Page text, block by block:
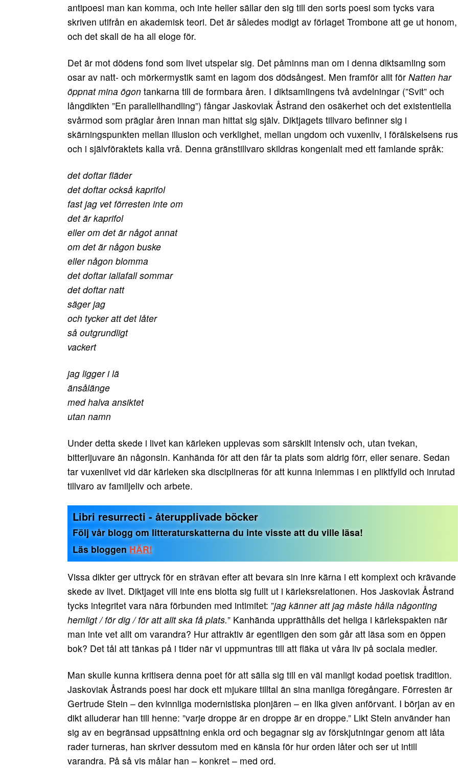
antipoesi man kan komma, och inte heller sällar den sig till den sorts poesi som tycks vara
skriven utifrån en akademisk teori. Det är således modigt av förlaget Trombone att ge ut honom,
och det skall de ha all eloge för.
Det är mot dödens fond som livet utspelar sig. Det påminns man om i denna diktsamling som
osar av natt- och mörkermystik samt en lagom dos dödsångest. Men framför allt för Natten har
öppnat mina ögon tankarna till de formbara åren. I diktsamlingens två avdelningar (”Svit” och
långdikten ”En parallellhandling”) fångar Jaskoviak Åstrand den osäkerhet och det existentiella
svårmod som präglar åren innan man hittat sig själv. Diktjagets tillvaro befinner sig i
skärningspunkten mellan illusion och verklighet, mellan ungdom och vuxenliv, i förälskelsens rus
och i självföraktets kalla vrå. Denna gränstillvaro skildras kongenialt med ett famlande språk:
det doftar fläder
det doftar också kaprifol
fast jag vet förresten inte om
det är kaprifol
eller om det är något annat
om det är någon buske
eller någon blomma
det doftar iallafall sommar
det doftar natt
säger jag
och tycker att det låter
så outgrundligt
vackert
jag ligger i lä
änsålänge
med halva ansiktet
utan namn
Under detta skede i livet kan kärleken upplevas som särskilt intensiv och, utan tvekan,
bitterljuvare än någonsin. Kanhända för att den får ta plats som aldrig förr, eller senare. Sedan
tar vuxenlivet vid där kärleken ska disciplineras för att kunna inlemmas i en pliktfylld och inrutad
tillvaro av familjeliv och arbete.
Libri resurrecti - återupplivade böcker
Följ vår blogg om litteraturskatterna du inte visste att du ville läsa!
Läs bloggenHÄR!
Vissa dikter ger uttryck för en strävan efter att bevara sin inre kärna i ett komplext och krävande
skede av livet. Diktjaget vill inte ens blotta sig fullt ut i kärleksrelationen. Hos Jaskoviak Åstrand
tycks integritet vara nära förbunden med intimitet: ”jag känner att jag måste hålla någonting
hemligt / för dig / för att allt ska få plats.” Kanhända upprätthålls det heliga i kärlekspakten när
man inte vet allt om varandra? Hur attraktiv är egentligen den som går att läsa som en öppen
bok? Det tål att tänkas på i tider när vi uppmuntras till att fläka ut våra liv på sociala medier.
Man skulle kunna kritisera denna poet för att sälla sig till en väl manligt kodad poetisk tradition.
Jaskoviak Åstrands poesi har dock ett mjukare tilltal än sina manliga föregångare. Förresten är
Gertrude Stein – den kvinnliga modernistiska pionjären – en lika given anförvant. I början av en
dikt alluderar han till henne: ”varje droppe är en droppe är en droppe.” Likt Stein använder han
sig av en begränsad uppsättning enkla ord och begagnar sig av förskjutningar genom att låta
rader turneras, han skriver dessutom med en känsla för hur orden låter och ser ut intill
varandra. På så vis målar han – konkret – med ord.